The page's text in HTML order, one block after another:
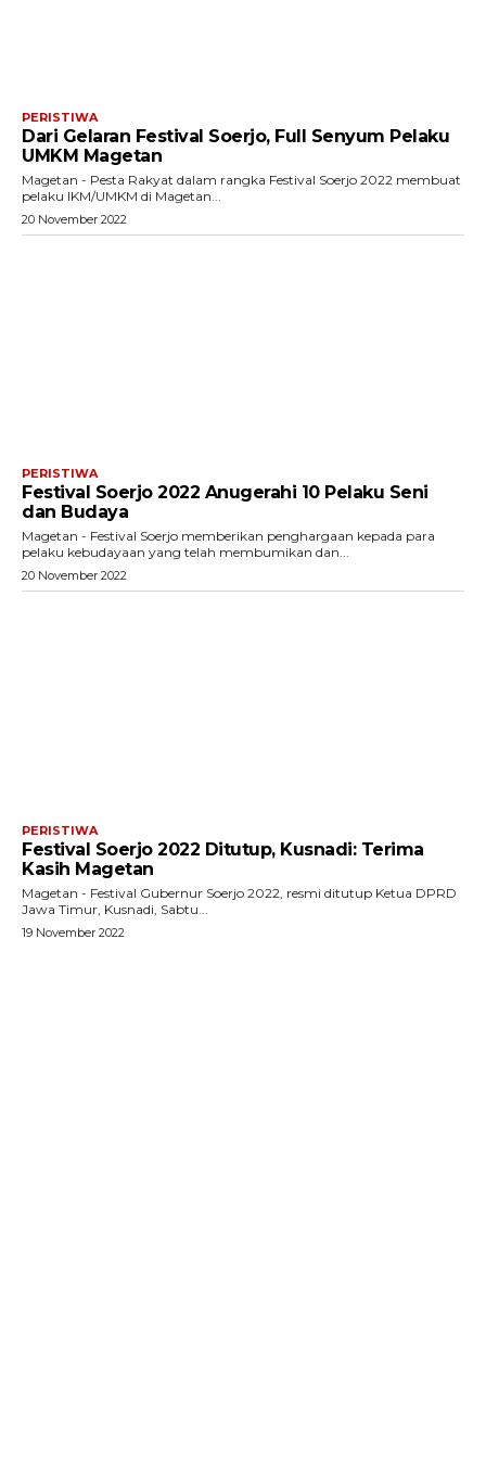
PERISTIWA
Dari Gelaran Festival Soerjo, Full Senyum Pelaku
UMKM Magetan
Magetan - Pesta Rakyat dalam rangka Festival Soerjo 2022 membuat
pelaku IKM/UMKM di Magetan...
20 November 2022
PERISTIWA
Festival Soerjo 2022 Anugerahi 10 Pelaku Seni
dan Budaya
Magetan - Festival Soerjo memberikan penghargaan kepada para
pelaku kebudayaan yang telah membumikan dan...
20 November 2022
PERISTIWA
Festival Soerjo 2022 Ditutup, Kusnadi: Terima
Kasih Magetan
Magetan - Festival Gubernur Soerjo 2022, resmi ditutup Ketua DPRD
Jawa Timur, Kusnadi, Sabtu...
19 November 2022